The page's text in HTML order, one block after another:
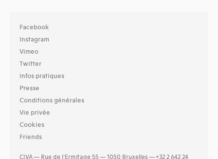
Facebook
Instagram
Vimeo
Twitter
Infos pratiques
Presse
Conditions générales
Vie privée
Cookies
Friends
CIVA — Rue de l’Ermitage 55 — 1050 Bruxelles — +32 2 642 24